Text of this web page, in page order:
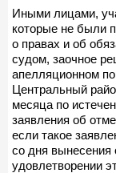
Иными лицами,
которые не были
о правах и об
судом, заочное
апелляционном
Центральный
месяца по
заявления об
если такое
со дня вынесения
удовлетворении